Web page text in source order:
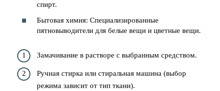
спирт.
Бытовая химия: Специализированные
пятновыводители для белые вещи и цветные вещи.
Замачивание в растворе с выбранным средством.
Ручная стирка или стиральная машина (выбор
режима зависит от тип ткани).